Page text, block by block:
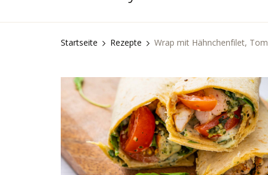
Startseite Rezepte Wrap mit Hähnchenfilet,